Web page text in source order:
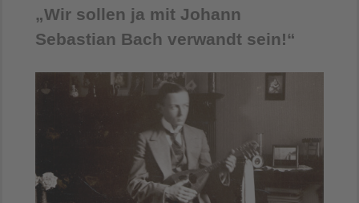
„Wir sollen ja mit Johann
Sebastian Bach verwandt sein!“